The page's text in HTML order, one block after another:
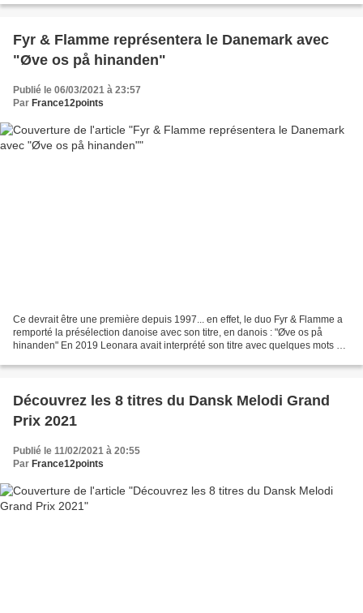
Fyr & Flamme représentera le Danemark avec
"Øve os på hinanden"
Publié le 06/03/2021 à 23:57
Par France12points
Ce devrait être une première depuis 1997... en effet, le duo Fyr & Flamme a
remporté la présélection danoise avec son titre, en danois : "Øve os på
hinanden" En 2019 Leonara avait interprété son titre avec quelques mots en
Découvrez les 8 titres du Dansk Melodi Grand
Prix 2021
Publié le 11/02/2021 à 20:55
Par France12points